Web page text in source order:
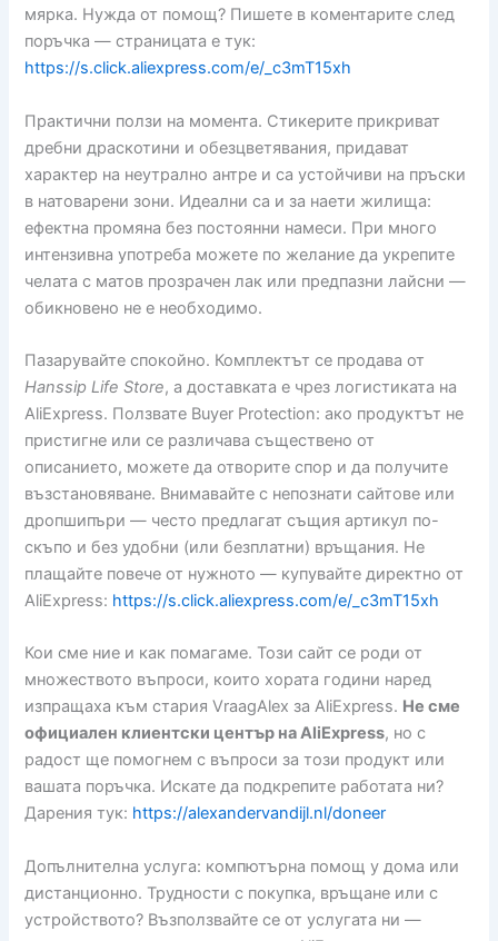
мярка. Нужда от помощ? Пишете в коментарите след
поръчка — страницата е тук:
https://s.click.aliexpress.com/e/_c3mT15xh
Практични ползи на момента. Стикерите прикриват
дребни драскотини и обезцветявания, придават
характер на неутрално антре и са устойчиви на пръски
в натоварени зони. Идеални са и за наети жилища:
ефектна промяна без постоянни намеси. При много
интензивна употреба можете по желание да укрепите
челата с матов прозрачен лак или предпазни лайсни —
обикновено не е необходимо.
Пазарувайте спокойно. Комплектът се продава от
Hanssip Life Store, а доставката е чрез логистиката на
AliExpress. Ползвате Buyer Protection: ако продуктът не
пристигне или се различава съществено от
описанието, можете да отворите спор и да получите
възстановяване. Внимавайте с непознати сайтове или
дропшипъри — често предлагат същия артикул по-
скъпо и без удобни (или безплатни) връщания. Не
плащайте повече от нужното — купувайте директно от
AliExpress: https://s.click.aliexpress.com/e/_c3mT15xh
Кои сме ние и как помагаме. Този сайт се роди от
множеството въпроси, които хората години наред
изпращаха към стария VraagAlex за AliExpress. Не сме
официален клиентски център на AliExpress, но с
радост ще помогнем с въпроси за този продукт или
вашата поръчка. Искате да подкрепите работата ни?
Дарения тук: https://alexandervandijl.nl/doneer
Допълнителна услуга: компютърна помощ у дома или
дистанционно. Трудности с покупка, връщане или с
устройството? Възползвайте се от услугата ни —